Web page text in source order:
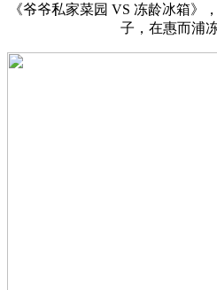
《爷爷私家菜园 VS 冻龄冰箱》
子，在惠而浦